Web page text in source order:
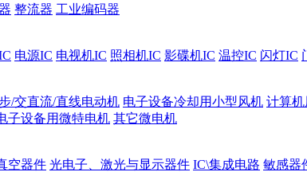
整流器 工业编码器
电源IC 电视机IC 照相机IC 影碟机IC 温控IC 闪灯IC
/交直流/直线电动机 电子设备冷却用小型风机 计算
子设备用微特电机 其它微电机
空器件 光电子、激光与显示器件 IC\集成电路 敏感器